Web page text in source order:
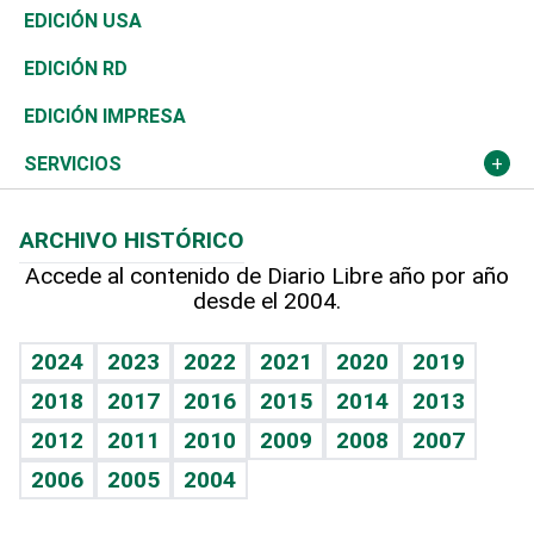
Reportajes
África
Ocenanía
Caribe
Resto del mundo
Vivienda
Telecom.
Global y variable
Economía personal
Buena Vida
Sociales
Novedades
Podcast Arte Libre
Hablando con el pediatra
Vida y familia
Eñe
Celebrando la vida
Sin complejos
Ciclismo
Tenis
Olimpismo
Más deportes
TBT Deportivo
En Directo
El Espía
Noticiero Poteleche
Columnistas
Más firmas
Tecnología
Historia
Martes de tecnología
Cambio climático
Economía
Revista
Deportes
Opinión
Hecho en casa
Guía del dinero
EDICIÓN USA
EDICIÓN RD
EDICIÓN IMPRESA
SERVICIOS
Cumpleaños
Horóscopos
Crucigramas
ARCHIVO HISTÓRICO
Accede al contenido de Diario Libre año por año
desde el 2004.
2024 2023 2022 2021 2020
2019
2018
2017 2016 2015 2014
2013
2012
2011 2010 2009 2008
2007
2006
2005 2004